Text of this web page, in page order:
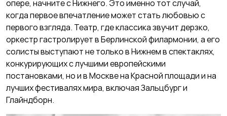
опере, начните с Нижнего. Это именно тот случай,
когда первое впечатление может стать любовью с
первого взгляда. Театр, где классика звучит дерзко,
оркестр гастролирует в Берлинской филармонии, а его
солисты выступают не только в Нижнем в спектаклях,
конкурирующих с лучшими европейскими
постановками, но и в Москве на Красной площади и на
лучших фестивалях мира, включая Зальцбург и
Глайндборн.